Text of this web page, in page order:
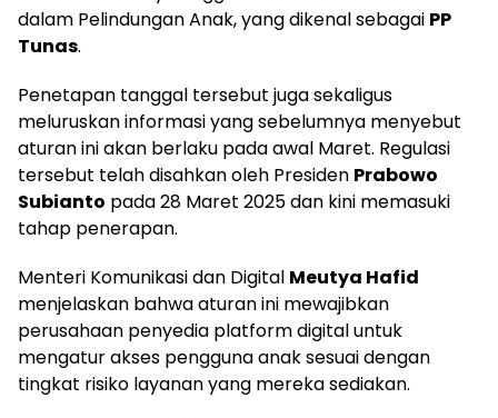
dalam Pelindungan Anak, yang dikenal sebagai PP
Tunas.
Penetapan tanggal tersebut juga sekaligus
meluruskan informasi yang sebelumnya menyebut
aturan ini akan berlaku pada awal Maret. Regulasi
tersebut telah disahkan oleh Presiden Prabowo
Subianto pada 28 Maret 2025 dan kini memasuki
tahap penerapan.
Menteri Komunikasi dan Digital Meutya Hafid
menjelaskan bahwa aturan ini mewajibkan
perusahaan penyedia platform digital untuk
mengatur akses pengguna anak sesuai dengan
tingkat risiko layanan yang mereka sediakan.